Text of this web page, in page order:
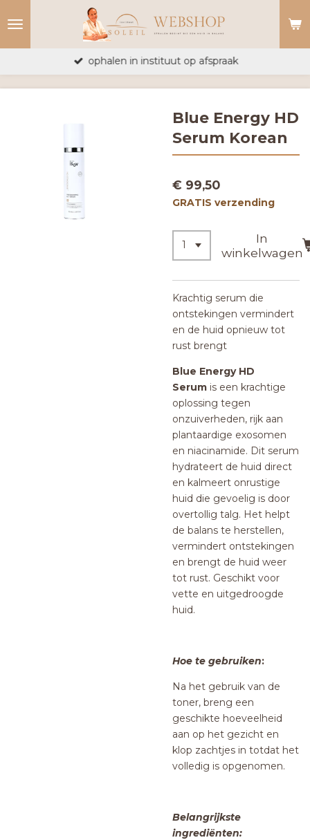
direct
hoofdinhoud
ophalen in instituut op afspraak
Blue Energy HD
Serum Korean
€ 99,50
GRATIS verzending
In
winkelwagen
Krachtig serum die
ontstekingen vermindert
en de huid opnieuw tot
rust brengt
Blue Energy HD
Serum is een krachtige
oplossing tegen
onzuiverheden, rijk aan
plantaardige exosomen
en niacinamide. Dit serum
hydrateert de huid direct
en kalmeert onrustige
huid die gevoelig is door
overtollig talg. Het helpt
de balans te herstellen,
vermindert ontstekingen
en brengt de huid weer
tot rust. Geschikt voor
vette en uitgedroogde
huid.
Hoe te gebruiken:
Na het gebruik van de
toner, breng een
geschikte hoeveelheid
aan op het gezicht en
klop zachtjes in totdat het
volledig is opgenomen.
Belangrijkste
ingrediënten: